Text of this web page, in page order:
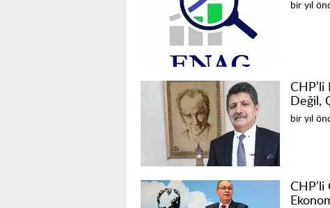
bir yıl
CHP’li
Değil,
bir yıl